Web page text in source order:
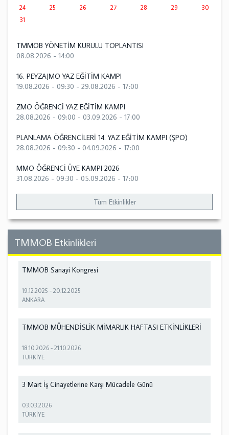
24
25 26 27 28 29
30
31
TMMOB YÖNETİM KURULU TOPLANTISI
08.08.2026 - 14:00
16. PEYZAJMO YAZ EĞİTİM KAMPI
19.08.2026 - 09:30 - 29.08.2026 - 17:00
ZMO ÖĞRENCİ YAZ EĞİTİM KAMPI
28.08.2026 - 09:00 - 03.09.2026 - 17:00
PLANLAMA ÖĞRENCİLERİ 14. YAZ EĞİTİM KAMPI (ŞPO)
28.08.2026 - 09:30 - 04.09.2026 - 17:00
MMO ÖĞRENCİ ÜYE KAMPI 2026
31.08.2026 - 09:30 - 05.09.2026 - 17:00
Tüm Etkinlikler
TMMOB Etkinlikleri
TMMOB Sanayi Kongresi
19.12.2025 -20.12.2025
ANKARA
TMMOB MÜHENDİSLİK MİMARLIK HAFTASI ETKİNLİKLERİ
18.10.2026 -21.10.2026
TÜRKİYE
3 Mart İş Cinayetlerine Karşı Mücadele Günü
03.03.2026
TÜRKİYE